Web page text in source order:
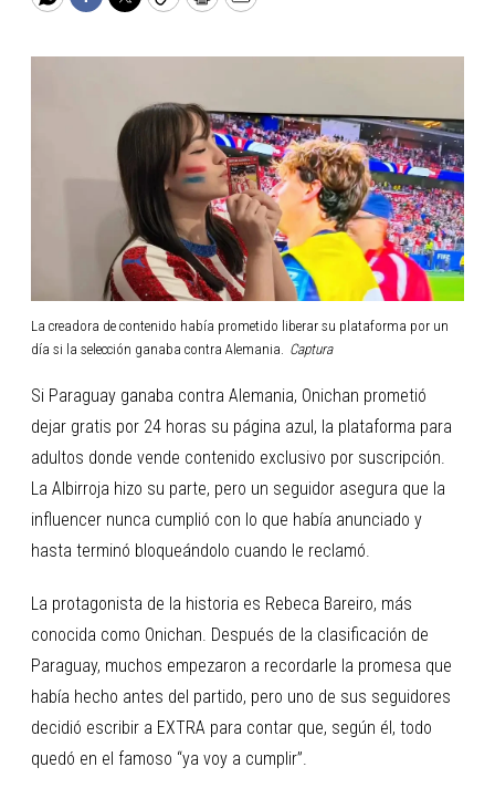
WhatsApp
Facebook
TwitterCopyPrintEmail
La creadora de contenido había prometido liberar su plataforma por un
día si la selección ganaba contra Alemania.
Captura
Si Paraguay ganaba contra Alemania, Onichan prometió
dejar gratis por 24 horas su página azul, la plataforma para
adultos donde vende contenido exclusivo por suscripción.
La Albirroja hizo su parte, pero un seguidor asegura que la
influencer nunca cumplió con lo que había anunciado y
hasta terminó bloqueándolo cuando le reclamó.
La protagonista de la historia es Rebeca Bareiro, más
conocida como Onichan. Después de la clasificación de
Paraguay, muchos empezaron a recordarle la promesa que
había hecho antes del partido, pero uno de sus seguidores
decidió escribir a EXTRA para contar que, según él, todo
quedó en el famoso “ya voy a cumplir”.